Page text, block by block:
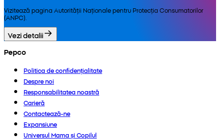
Vizitează pagina Autorității Naționale pentru Protecția Consumatorilor
(ANPC).
Vezi detalii
Pepco
Politica de confidențialitate
Despre noi
Responsabilitatea noastră
Carieră
Contactează-ne
Expansiune
Universul Mama și Copilul